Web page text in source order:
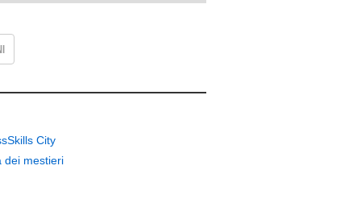
City
dei mestieri